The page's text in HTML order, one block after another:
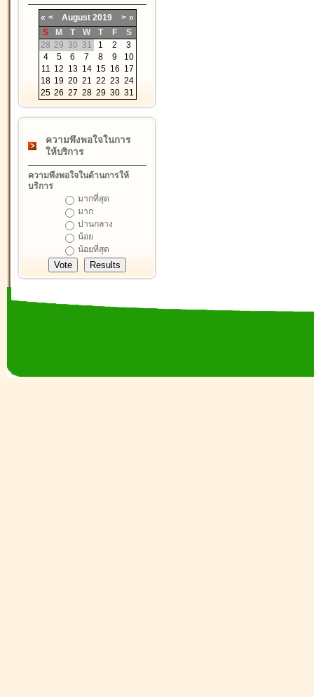
« < August 2019 > »
S
M T W T F
S
28 29 30 31 1 2
3
4
5 6 7 8 9
10
11 12 13 14 15 16 17
18 19 20 21 22 23 24
25 26 27 28 29 30 31
ความพึงพอใจในการ
ให้บริการ
ความพึงพอใจในด้านการให้
บริการ
มากที่สุด
มาก
ปานกลาง
น้อย
น้อยที่สุด